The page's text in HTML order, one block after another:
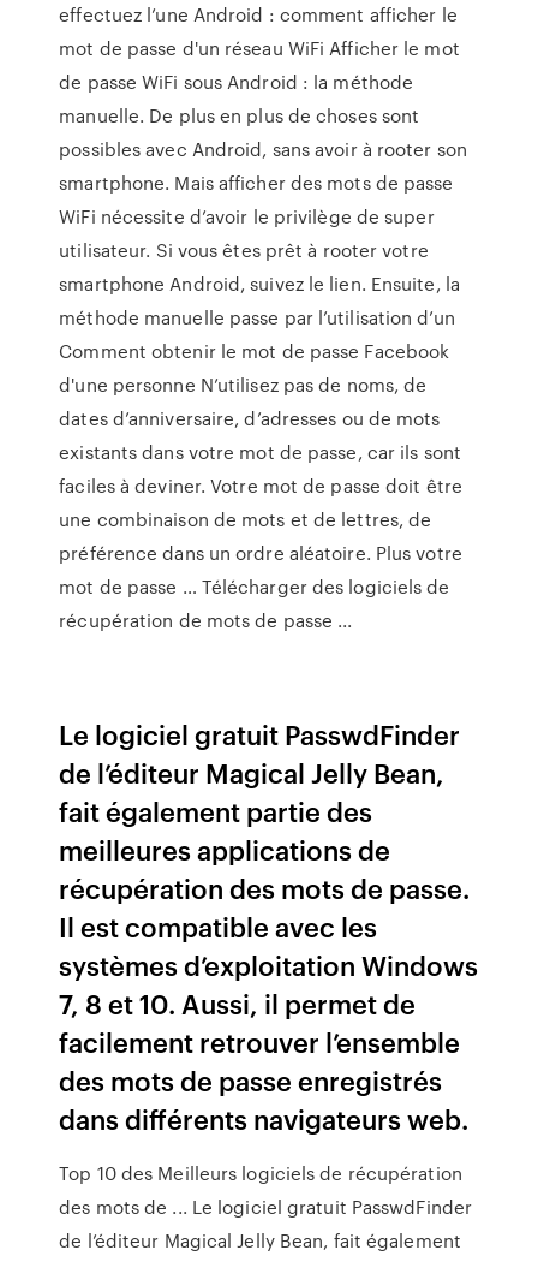
effectuez l’une Android : comment afficher le
mot de passe d'un réseau WiFi Afficher le mot
de passe WiFi sous Android : la méthode
manuelle. De plus en plus de choses sont
possibles avec Android, sans avoir à rooter son
smartphone. Mais afficher des mots de passe
WiFi nécessite d’avoir le privilège de super
utilisateur. Si vous êtes prêt à rooter votre
smartphone Android, suivez le lien. Ensuite, la
méthode manuelle passe par l’utilisation d’un
Comment obtenir le mot de passe Facebook
d'une personne N’utilisez pas de noms, de
dates d’anniversaire, d’adresses ou de mots
existants dans votre mot de passe, car ils sont
faciles à deviner. Votre mot de passe doit être
une combinaison de mots et de lettres, de
préférence dans un ordre aléatoire. Plus votre
mot de passe … Télécharger des logiciels de
récupération de mots de passe ...
Le logiciel gratuit PasswdFinder
de l’éditeur Magical Jelly Bean,
fait également partie des
meilleures applications de
récupération des mots de passe.
Il est compatible avec les
systèmes d’exploitation Windows
7, 8 et 10. Aussi, il permet de
facilement retrouver l’ensemble
des mots de passe enregistrés
dans différents navigateurs web.
Top 10 des Meilleurs logiciels de récupération
des mots de ... Le logiciel gratuit PasswdFinder
de l’éditeur Magical Jelly Bean, fait également